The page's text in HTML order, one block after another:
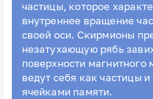
частицы, которое
внутреннее вращение
своей оси. Скирмионы
незатухающую рябь
поверхности магнитного
ведут себя как частицы
ячейками памяти.